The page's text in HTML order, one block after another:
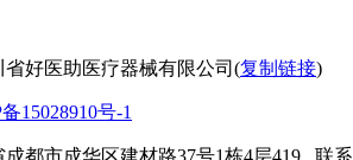
省好医助医疗器械有限公司(复制链接)
15028910号-1
都市成华区建材路37号1栋4层419 联